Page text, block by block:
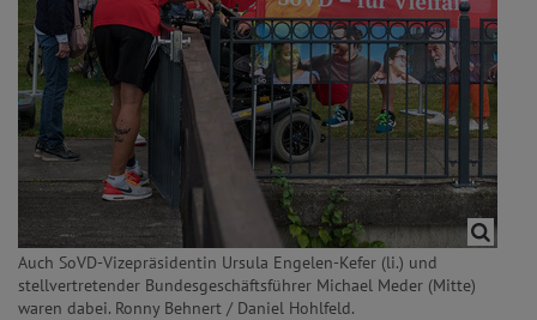
Auch SoVD-Vizepräsidentin Ursula Engelen-Kefer (li.) und
stellvertretender Bundesgeschäftsführer Michael Meder (Mitte)
waren dabei. Ronny Behnert / Daniel Hohlfeld.